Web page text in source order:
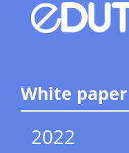
White
2022